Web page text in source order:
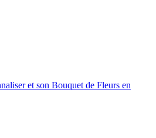
et son Bouquet de Fleurs en